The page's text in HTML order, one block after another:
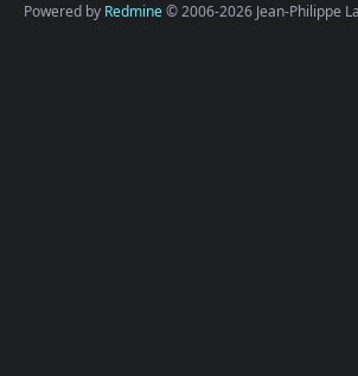
Powered by Redmine© 2006-2026 Jean-Philippe